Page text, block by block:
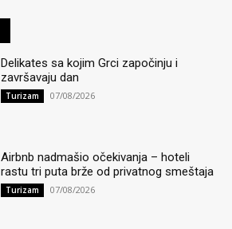
Delikates sa kojim Grci započinju i
završavaju dan
Turizam 07/08/2026
Airbnb nadmašio očekivanja – hoteli
rastu tri puta brže od privatnog smeštaja
Turizam 07/08/2026